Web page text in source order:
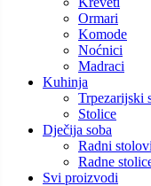
Ormari
Komode
Noćnici
Madraci
Kuhinja
Trpezarijski
Stolice
Dječija soba
Radni stolovi
Radne
Svi proizvodi